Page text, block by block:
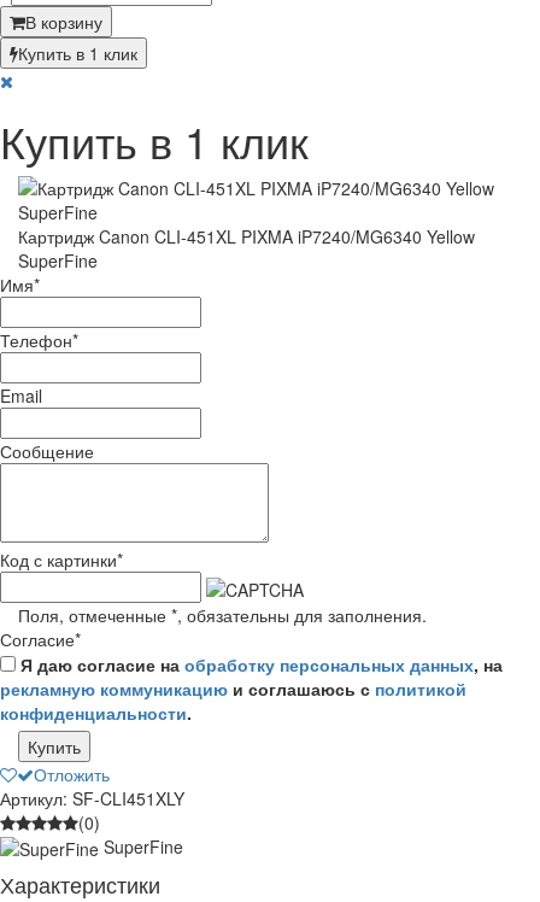
В корзину
Купить в 1 клик
Купить в 1 клик
Картридж Canon CLI-451XL PIXMA iP7240/MG6340 Yellow
SuperFine
Имя*
Телефон*
Email
Сообщение
Код с картинки*
Поля, отмеченные *, обязательны для заполнения.
Согласие*
Я даю согласие на обработку персональных данных, на
рекламную коммуникацию и соглашаюсь с политикой
конфиденциальности.
Купить
Отложить
Артикул: SF-CLI451XLY
(0)
SuperFine
Характеристики